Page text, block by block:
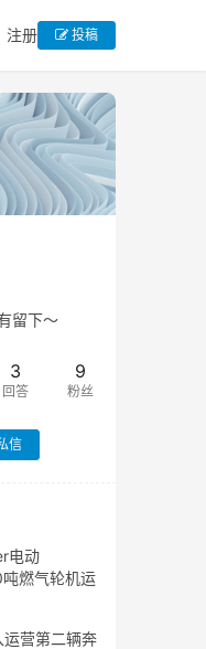
注册 投稿
留下～
3
回答
9
粉丝
信
电动
燃气轮机运
营第二辆奔